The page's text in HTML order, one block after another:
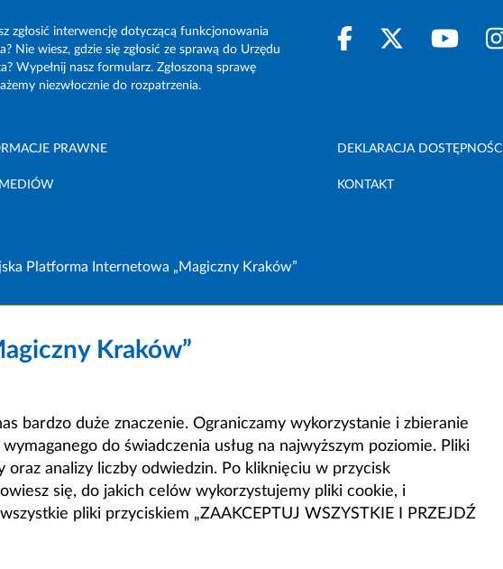
zgłosić interwencję dotyczącą funkcjonowania
Nie wiesz, gdzie się zgłosić ze sprawą do Urzędu
Wypełnij nasz formularz. Zgłoszoną sprawę
niezwłocznie do rozpatrzenia.
PRAWNE DEKLARACJA DOSTĘPNOŚCI
KONTAKT
Platforma Internetowa „Magiczny Kraków”
Kraków”
bardzo duże znaczenie. Ograniczamy wykorzystanie i zbieranie
do świadczenia usług na najwyższym poziomie. Pliki
analizy liczby odwiedzin. Po kliknięciu w przycisk
się, do jakich celów wykorzystujemy pliki cookie, i
pliki przyciskiem „ZAAKCEPTUJ WSZYSTKIE I PRZEJDŹ